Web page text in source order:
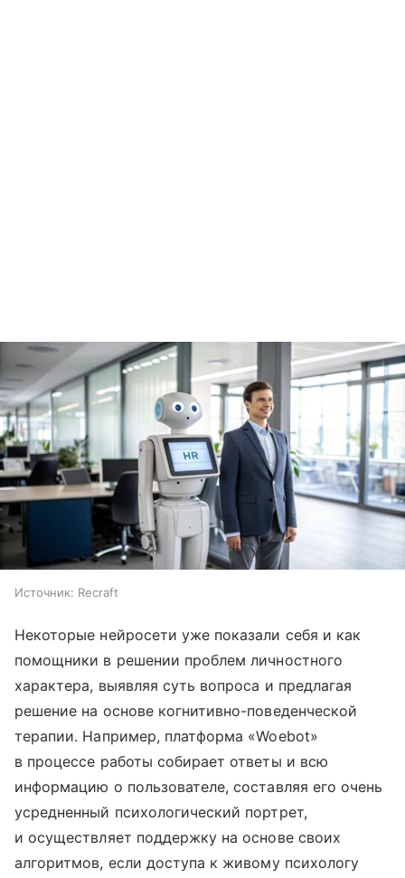
Источник: Recraft
Некоторые нейросети уже показали себя и как
помощники в решении проблем личностного
характера, выявляя суть вопроса и предлагая
решение на основе когнитивно-поведенческой
терапии. Например, платформа «Woebot»
в процессе работы собирает ответы и всю
информацию о пользователе, составляя его очень
усредненный психологический портрет,
и осуществляет поддержку на основе своих
алгоритмов, если доступа к живому психологу